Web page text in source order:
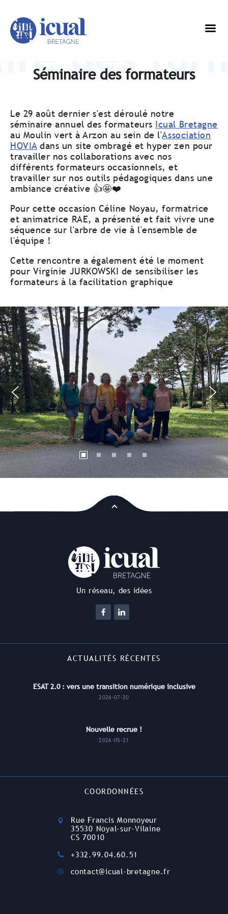
Séminaire des formateurs
des
Le 29 août dernier s'est déroulé notre
séminaire annuel des formateurs Icual Bretagne
au Moulin vert à Arzon au sein de l'Association
HOVIA dans un site ombragé et hyper zen pour
travailler nos collaborations avec nos
différents formateurs occasionnels, et
travailler sur nos outils pédagogiques dans une
ambiance créative 👍🤩❤️
Pour cette occasion Céline Noyau, formatrice
et animatrice RAE, a présenté et fait vivre une
séquence sur l'arbre de vie à l'ensemble de
l'équipe !
Cette rencontre a également été le moment
pour Virginie JURKOWSKI de sensibiliser les
formateurs à la facilitation graphique
Un réseau, des idées
ACTUALITÉS RÉCENTES
ESAT 2.0 : vers une transition numérique inclusive
2026-07-20
Nouvelle recrue !
2026-05-21
COORDONNÉES
Rue Francis Monnoyeur
35530 Noyal-sur-Vilaine
CS 70010
+332.99.04.60.51
contact@icual-bretagne.fr